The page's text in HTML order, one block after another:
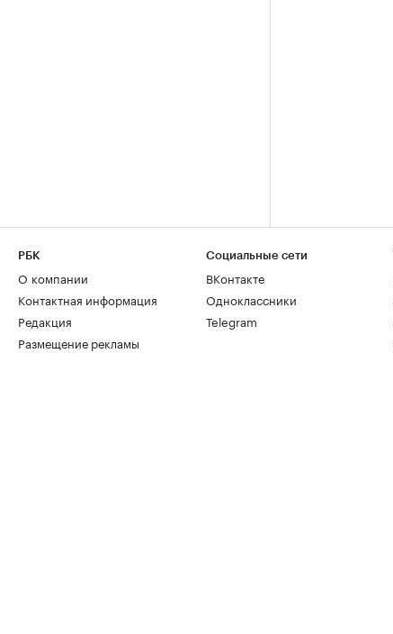
РБК
О компании
Контактная информация
Редакция
Размещение рекламы
Социальные сети
ВКонтакте
Одноклассники
Telegram